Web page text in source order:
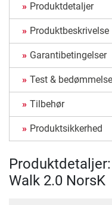
Produktdetaljer
Produktbeskrivelse
Garantibetingelser
Test &
Tilbehør
Produktsikkerhed
Walk 2.0 NorsK